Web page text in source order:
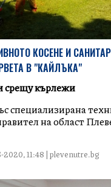
КОСЕНЕ И
В "КАЙЛЪКА"
срещу кърлежи
специализирана
на област
11:48 | plevenutre.bg